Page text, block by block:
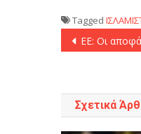
Tagged
Πλοήγηση
ΕΕ: Οι αποφάσεις σχετικά με την εξέταση αιτήσεων ασύλου Σύρων
Σχετικά